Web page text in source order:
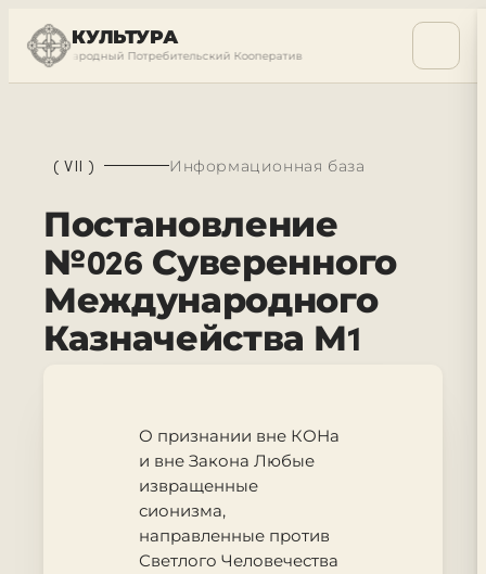
КУЛЬТУРА
Международный Потребительский Кооператив
(VII ) Информационная база
Постановление
№026 Суверенного
Международного
Казначейства М1
О признании вне КОНа
и вне Закона Любые
извращенные
сионизма,
направленные против
Светлого Человечества